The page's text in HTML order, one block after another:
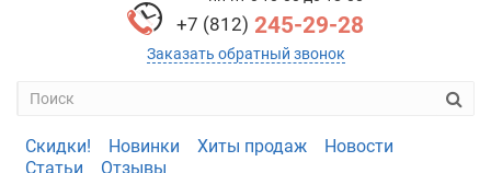
+7 (812) 245-29-28
Заказать обратный звонок
Скидки! Новинки Хиты продаж
Новости
Статьи
Отзывы